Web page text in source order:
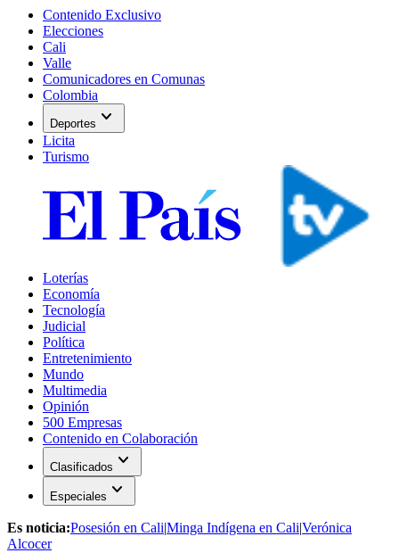
Contenido Exclusivo
Elecciones
Cali
Valle
Comunicadores en Comunas
Colombia
Deportes expand_more
Licita
Turismo
Loterías
Economía
Tecnología
Judicial
Política
Entretenimiento
Mundo
Multimedia
Opinión
500 Empresas
Contenido en Colaboración
Clasificados expand_more
Especiales expand_more
Es noticia:Posesión en Cali|Minga Indígena en Cali|Verónica
Alcocer